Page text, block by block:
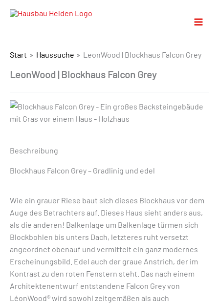
Start Haussuche LeonWood | Blockhaus Falcon Grey
LeonWood | Blockhaus Falcon Grey
Beschreibung
Blockhaus Falcon Grey – Gradlinig und edel
Wie ein grauer Riese baut sich dieses Blockhaus vor dem
Auge des Betrachters auf. Dieses Haus sieht anders aus,
als die anderen! Balkenlage um Balkenlage türmen sich
Blockbohlen bis unters Dach, letzteres ruht versetzt
angeordnet obenauf und vermittelt ein ganz modernes
Erscheinungsbild. Edel auch der graue Anstrich, der im
Kontrast zu den roten Fenstern steht. Das nach einem
Architektenentwurf entstandene Falcon Grey von
LéonWood® wird sowohl zeitgemäßen als auch